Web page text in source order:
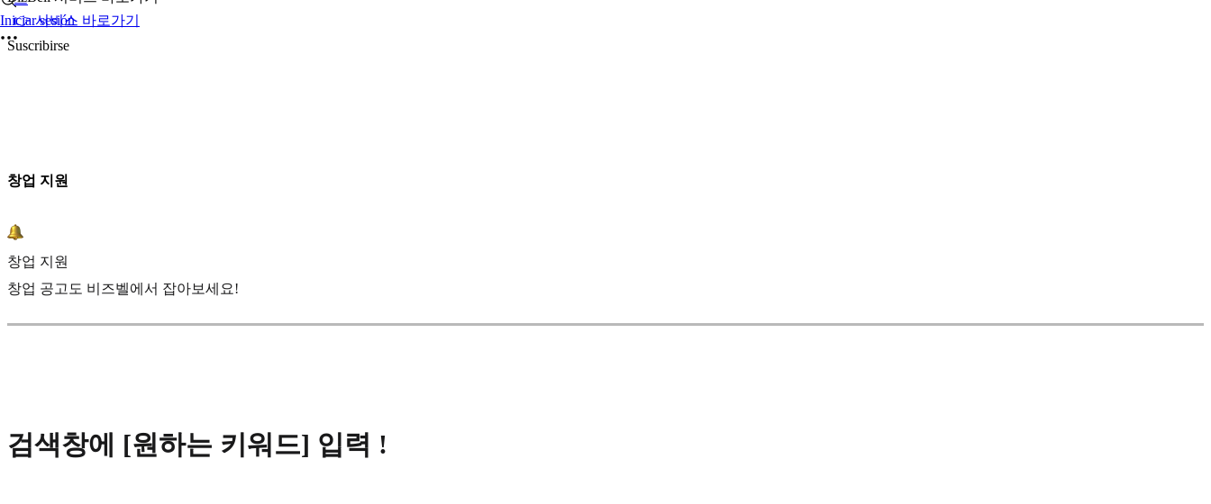
Iniciar sesión
👉 서비스 바로가기
Suscribirse
창업 지원
창업 지원
창업 공고도 비즈벨에서 잡아보세요!
검색창에 [원하는 키워드] 입력 !